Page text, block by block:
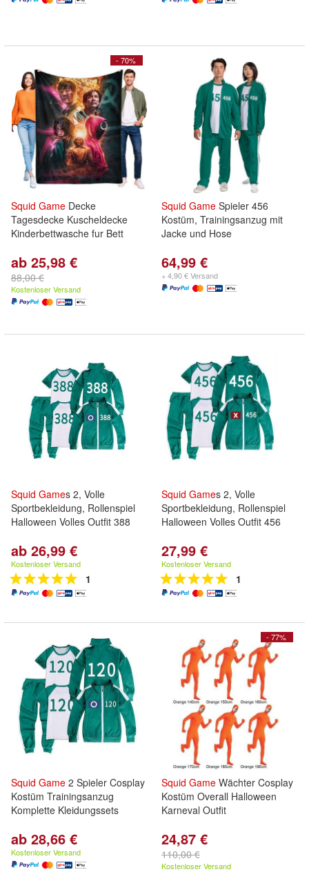
- 70%
Squid Game Decke
Tagesdecke Kuscheldecke
Kinderbettwasche fur Bett
ab 25,98 €
88,00 €
Kostenloser Versand
Squid Game Spieler 456
Kostüm, Trainingsanzug mit
Jacke und Hose
64,99 €
+ 4,90 € Versand
Squid Games 2, Volle
Sportbekleidung, Rollenspiel
Halloween Volles Outfit 388
ab 26,99 €
Kostenloser Versand
1
Squid Games 2, Volle
Sportbekleidung, Rollenspiel
Halloween Volles Outfit 456
27,99 €
Kostenloser Versand
1
Squid Game 2 Spieler Cosplay
Kostüm Trainingsanzug
Komplette Kleidungssets
ab 28,66 €
Kostenloser Versand
- 77%
Squid Game Wächter Cosplay
Kostüm Overall Halloween
Karneval Outfit
24,87 €
110,00 €
Kostenloser Versand